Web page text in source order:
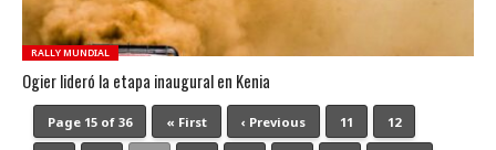
RALLY MUNDIAL
Ogier lideró la etapa inaugural en Kenia
Page 15 of 36 « First ‹ Previous 11 12